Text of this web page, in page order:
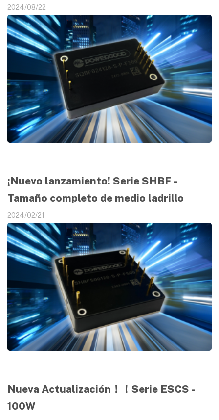
2024/08/22
¡Nuevo lanzamiento! Serie SHBF -
Tamaño completo de medio ladrillo
2024/02/21
Nueva Actualización！！Serie ESCS -
100W